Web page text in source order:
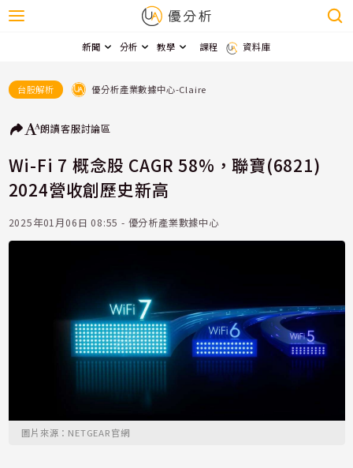
新聞 分析 教學 課程 資料庫
台股解析 優分析產業數據中心-Claire
朗讀客服討論區
Wi-Fi 7 概念股 CAGR 58%，聯寶(6821)
2024營收創歷史新高
2025年01月06日 08:55 - 優分析產業數據中心
圖片來源：NETGEAR官網